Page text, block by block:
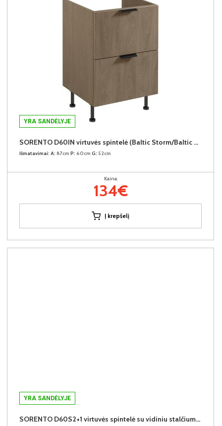
YRA SANDĖLYJE
SORENTO D60IN virtuvės spintelė (Baltic Storm/Baltic Storm)
Išmatavimai: A: 87cm P: 60cm G: 52cm
Kaina:
134€
Į krepšelį
YRA SANDĖLYJE
SORENTO D60S2+1 virtuvės spintelė su vidiniu stalčiumi (Baltic Storm/Baltic Storm)